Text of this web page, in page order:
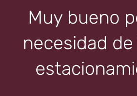
Muy bueno
necesidad